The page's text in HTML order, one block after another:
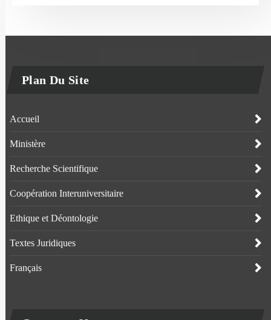
Plan Du Site
Accueil
Ministère
Recherche Scientifique
Coopération Interuniversitaire
Ethique et Déontologie
Textes Juridiques
Français